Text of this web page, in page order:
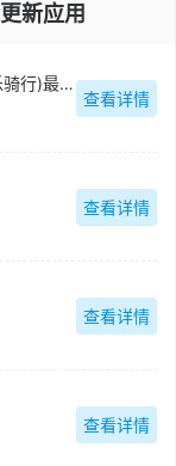
更新应用
南昌公共自行车客户端(洪城乐骑行)最新版
查看详情
查看详情
查看详情
查看详情